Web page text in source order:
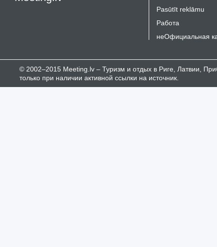
Pasūtīt reklāmu
Работа
неОфициальная
© 2002–2015 Meeting.lv – Туризм и отдых в Риге, Латвии,
только при наличии активной ссылки на источник.